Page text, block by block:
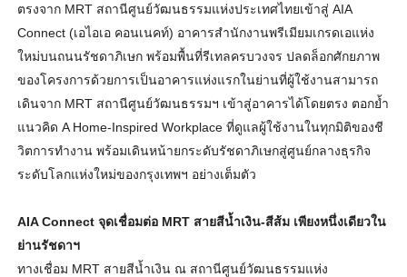
ตรงจาก MRT สถานีศูนย์วัฒนธรรมแห่งประเทศไทยเข้าสู่ AIA
Connect (เอไอเอ คอนเนคท์) อาคารสำนักงานพรีเมียมเกรดเอแห่ง
ใหม่บนถนนรัชดาภิเษก พร้อมพื้นที่รีเทลครบวงจร ปลดล็อกศักยภาพ
ของโครงการด้วยการเป็นอาคารแห่งแรกในย่านที่ผู้ใช้งานสามารถ
เดินจาก MRT สถานีศูนย์วัฒนธรรมฯ เข้าสู่อาคารได้โดยตรง ตอกย้ำ
แนวคิด A Home-Inspired Workplace ที่ดูแลผู้ใช้งานในทุกมิติของชี
วิตการทำงาน พร้อมเดินหน้ายกระดับรัชดาภิเษกสู่ศูนย์กลางธุรกิจ
ระดับโลกแห่งใหม่ของกรุงเทพฯ อย่างเต็มตัว
AIA Connect จุดเชื่อมต่อ MRT สายสีน้ำเงิน-สีส้ม เพียงหนึ่งเดียวใน
ย่านรัชดาฯ
ทางเชื่อม MRT สายสีน้ำเงิน ณ สถานีศูนย์วัฒนธรรมแห่ง